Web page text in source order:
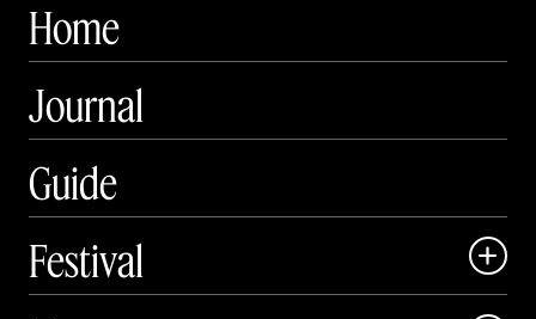
Home
Journal
Guide
Festival
